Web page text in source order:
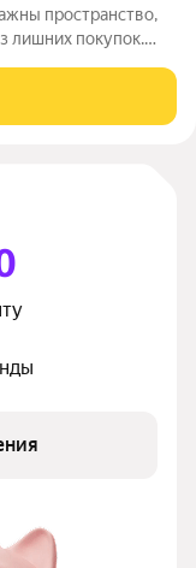
пространство,
лишних покупок.
жизни.